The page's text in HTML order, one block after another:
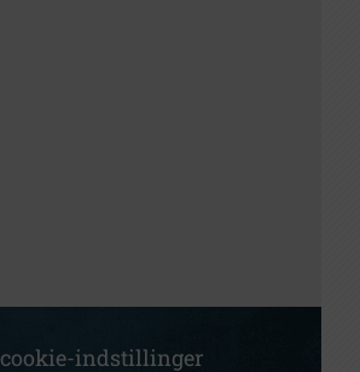
cookie-indstillinger